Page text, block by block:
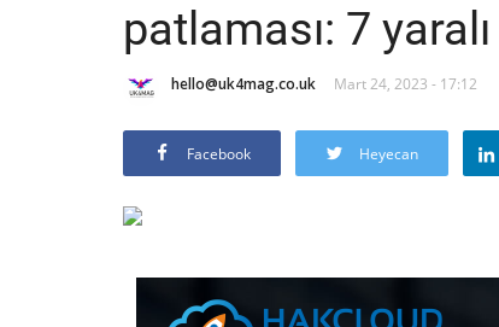
patlaması: 7 yaralı
hello@uk4mag.co.uk Mart 24, 2023 - 17:12
Facebook Heyecan